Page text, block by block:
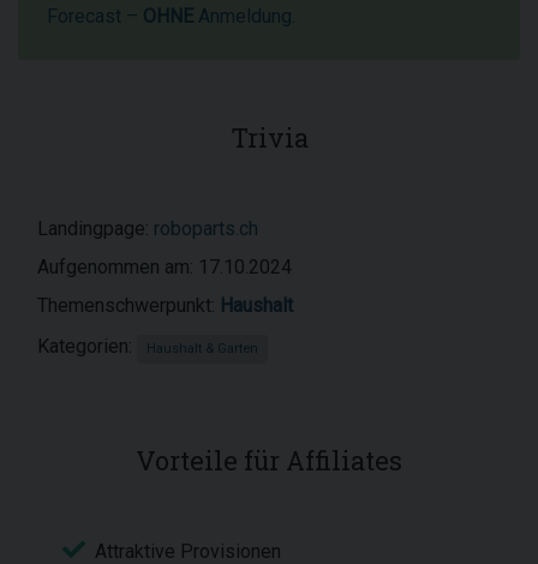
Forecast – OHNE Anmeldung.
Trivia
Landingpage: roboparts.ch
Aufgenommen am: 17.10.2024
Themenschwerpunkt: Haushalt
Kategorien:
Haushalt & Garten
Vorteile für Affiliates
Attraktive Provisionen